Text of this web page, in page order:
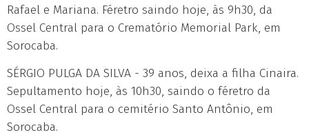
Rafael e Mariana. Féretro saindo hoje, às 9h30, da
Ossel Central para o Crematório Memorial Park, em
Sorocaba.
SÉRGIO PULGA DA SILVA - 39 anos, deixa a filha Cinaira.
Sepultamento hoje, às 10h30, saindo o féretro da
Ossel Central para o cemitério Santo Antônio, em
Sorocaba.